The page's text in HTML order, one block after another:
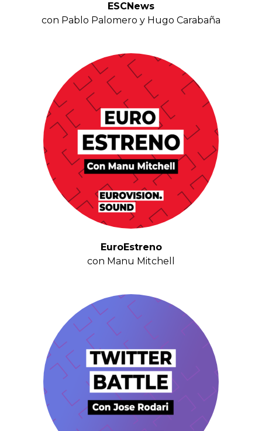
ESCNews
con Pablo Palomero y Hugo Carabaña
EuroEstreno
con Manu Mitchell